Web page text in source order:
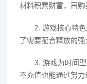
材料积累财富，再购
2. 游戏核心特
了需要配合释放的强
3. 游戏为时间
不充值也能通过努力